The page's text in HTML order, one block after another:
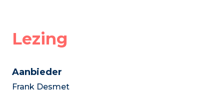
Lezing
Aanbieder
Frank Desmet